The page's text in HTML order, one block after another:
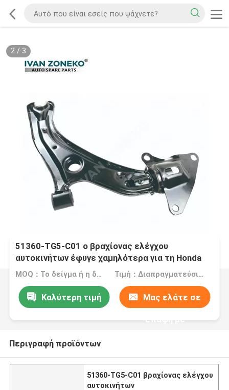
2/ 3
51360-TG5-C01 ο βραχίονας ελέγχου
αυτοκινήτων έφυγε χαμηλότερα για τη Honda
CITY2009-2013 CM3 το 2009-2014
MOQ：Το δείγμα ή η δοκιμαστική διαταγή γίνεται αποδεκτή Τιμή：Διαπραγματεύσιμος
Καλύτερη τιμή Μας ελάτε σε
επαφή με
Περιγραφή προϊόντων
51360-TG5-C01 βραχίονας ελέγχου
αυτοκινήτων